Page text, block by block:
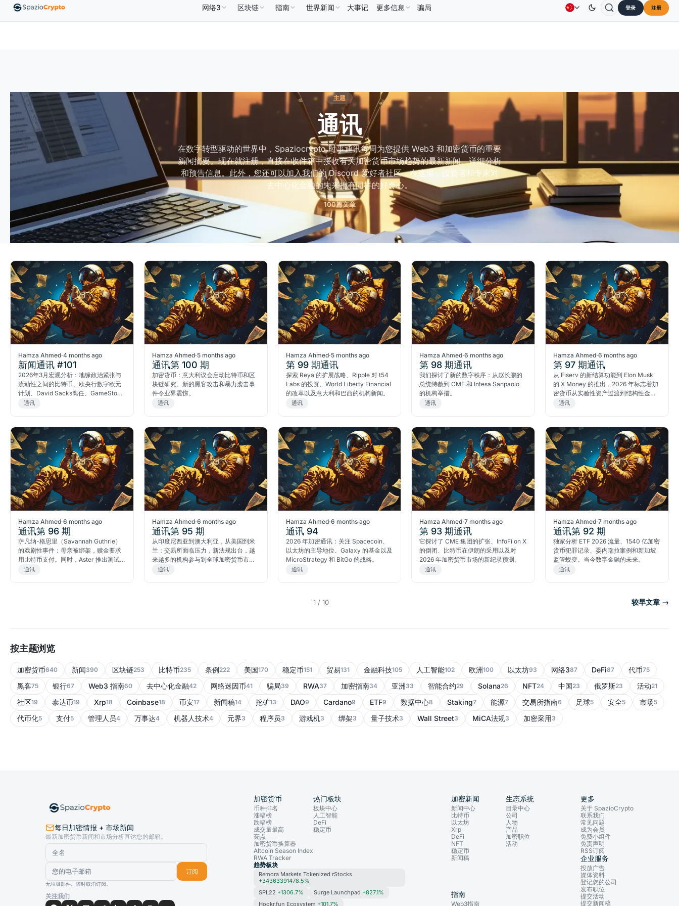
ETHUS$1,880.58 BNBUS$586.64↑2.10% USDCUSDC US$0.9995 ↑0.00% XRP XRPUS$1.09↑2.30% US$0.3264 ↓0.30% DogecoinDOGE
网络3 区块链 指南 世界新闻 大事记 更多信息 骗局 登录 注册
主题
通讯
在数字转型驱动的世界中，Spaziocrypto 时事通讯每周为您提供 Web3 和加密货币的重要
新闻摘要。现在就注册，直接在收件箱中接收有关加密货币市场趋势的最新新闻、详细分析
和预告信息。此外，您还可以加入我们的 Discord 爱好者社区，在这里，投资者和专家对
去中心化金融的未来抱有同样的好奇心。
100篇文章
Hamza Ahmed·4 months ago
新闻通讯 #101
2026年3月宏观分析：地缘政治紧张与
流动性之间的比特币、欧央行数字欧元
计划、David Sacks离任、GameStop
案例——加密市场核心议题全面梳理。
通讯
Hamza Ahmed·5 months ago
通讯第 100 期
加密货币：意大利议会启动比特币和区
块链研究。新的黑客攻击和暴力袭击事
件令业界震惊。
通讯
Hamza Ahmed·5 months ago
第 99 期通讯
探索 Reya 的扩展战略、Ripple 对 t54
Labs 的投资、World Liberty Financial
的改革以及意大利和巴西的机构新闻。
通讯
Hamza Ahmed·6 months ago
第 98 期通讯
我们探讨了新的数字秩序：从赵长鹏的
总统特赦到 CME 和 Intesa Sanpaolo
的机构举措。
通讯
Hamza Ahmed·6 months ago
第 97 期通讯
从 Fiserv 的新结算功能到 Elon Musk
的 X Money 的推出，2026 年标志着加
密货币从实验性资产过渡到结构性金融
的支柱。
通讯
Hamza Ahmed·6 months ago
通讯第 96 期
萨凡纳-格思里（Savannah Guthrie）
的戏剧性事件：母亲被绑架，赎金要求
用比特币支付。同时，Aster 推出测试
网络，MicroStrategy 面临数十亿美元
通讯
Hamza Ahmed·6 months ago
通讯第 95 期
从印度尼西亚到澳大利亚，从美国到米
兰：交易所面临压力，新法规出台，越
来越多的机构参与到全球加密货币市场
中。
通讯
Hamza Ahmed·6 months ago
通讯 94
2026 年加密通讯：关注 Spacecoin、
以太坊的主导地位、Galaxy 的基金以及
MicroStrategy 和 BitGo 的战略。
通讯
Hamza Ahmed·7 months ago
第 93 期通讯
它探讨了 CME 集团的扩张、InfoFi on X
的倒闭、比特币在伊朗的采用以及对
2026 年加密货币市场的新纪录预测。
通讯
Hamza Ahmed·7 months ago
通讯第 92 期
独家分析 ETF 2026 流量、1540 亿加密
货币犯罪记录、委内瑞拉案例和新加坡
监管蜕变。当今数字金融的未来。
通讯
1 / 10 较早文章 →
按主题浏览
加密货币640 新闻390 区块链253 比特币235 条例222 美国170 稳定币151 贸易131 金融科技105 人工智能102 欧洲100 以太坊93 网络387 DeFi87 代币75
黑客75 银行67 Web3 指南60 去中心化金融42 网络迷因币41 骗局39 RWA37 加密指南34 亚洲33 智能合约29 Solana26 NFT24 中国23 俄罗斯23 活动21
社区19 泰达币19 Xrp18 Coinbase18 币安17 新闻稿14 挖矿13 DAO9 Cardano9 ETF9 数据中心8 Staking7 能源7 交易所指南6 足球5 安全5 市场5
代币化5 支付5 管理人员4 万事达4 机器人技术4 元界3 程序员3 游戏机3 绑架3 量子技术3 Wall Street3 MiCA法规3 加密采用3
每日加密情报 + 市场新闻
最新加密货币新闻和市场分析直达您的邮箱。
订阅
无垃圾邮件。随时取消订阅。
关注我们
加密货币
币种排名
涨幅榜
跌幅榜
成交量最高
亮点
加密货币换算器
Altcoin Season Index
RWA Tracker
热门板块
板块中心
人工智能
DeFi
稳定币
趋势板块
Remora Markets Tokenized rStocks
+34363391478.5%
SPL22 +1306.7% Surge Launchpad +827.1%
Hookr.fun Ecosystem +101.7%
加密新闻
新闻中心
比特币
以太坊
Xrp
DeFi
NFT
稳定币
新闻稿
生态系统
目录中心
公司
人物
产品
加密职位
活动
指南
Web3指南
更多
关于 SpazioCrypto
联系我们
常见问题
成为会员
免费小组件
免责声明
RSS订阅
企业服务
投放广告
媒体资料
登记您的公司
发布职位
提交活动
提交新闻稿